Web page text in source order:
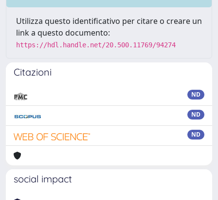
Utilizza questo identificativo per citare o creare un
link a questo documento:
https://hdl.handle.net/20.500.11769/94274
Citazioni
ND
ND
ND
social impact